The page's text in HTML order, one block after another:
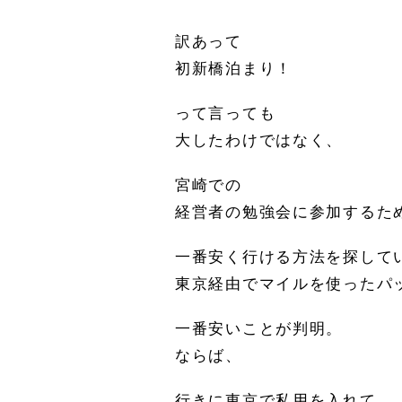
訳あって
初新橋泊まり！
って言っても
大したわけではなく、
宮崎での
経営者の勉強会に参加するた
一番安く行ける方法を探して
東京経由でマイルを使ったパ
一番安いことが判明。
ならば、